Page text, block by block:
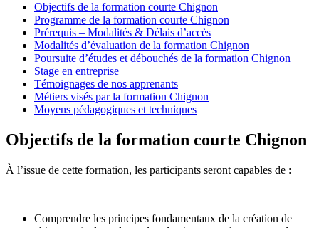
Objectifs de la formation courte Chignon
Programme de la formation courte Chignon
Prérequis – Modalités & Délais d’accès
Modalités d’évaluation de la formation Chignon
Poursuite d’études et débouchés de la formation Chignon
Stage en entreprise
Témoignages de nos apprenants
Métiers visés par la formation Chignon
Moyens pédagogiques et techniques
Objectifs de la formation courte Chignon
À l’issue de cette formation, les participants seront capables de :
Comprendre les principes fondamentaux de la création de